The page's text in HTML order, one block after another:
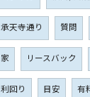
承天寺通り 質問
家 リースバック
利回り 目安 有